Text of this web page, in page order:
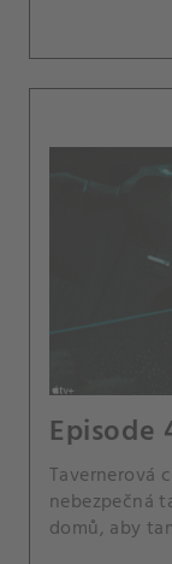
Episode
Tavernerová
nebezpečná
domů, aby